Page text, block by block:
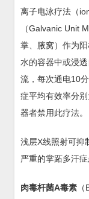
离子电泳疗法（
（Galvanic Unit
掌、腋窝）作为
水的容器中或浸
流，每次通电10
症平均有效率分
器者禁用此疗法。
浅层X线照射可抑
严重的掌跖多汗症
肉毒杆菌A毒素